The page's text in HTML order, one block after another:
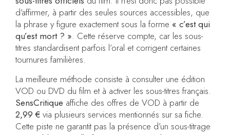
d’affirmer, à partir des seules sources accessibles, que
la phrase y figure exactement sous la forme « c’est qui
qu’est mort ? ». Cette réserve compte, car les sous-
titres standardisent parfois l’oral et corrigent certaines
tournures familières.
La meilleure méthode consiste à consulter une édition
VOD ou DVD du film et à activer les sous-titres français.
SensCritique affiche des offres de VOD à partir de
2,99 € via plusieurs services mentionnés sur sa fiche.
Cette piste ne garantit pas la présence d’un sous-titrage